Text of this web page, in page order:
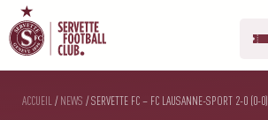
ACCUEIL /NEWS /SERVETTE FC – FC LAUSANNE-SPORT 2-0 (0-0)